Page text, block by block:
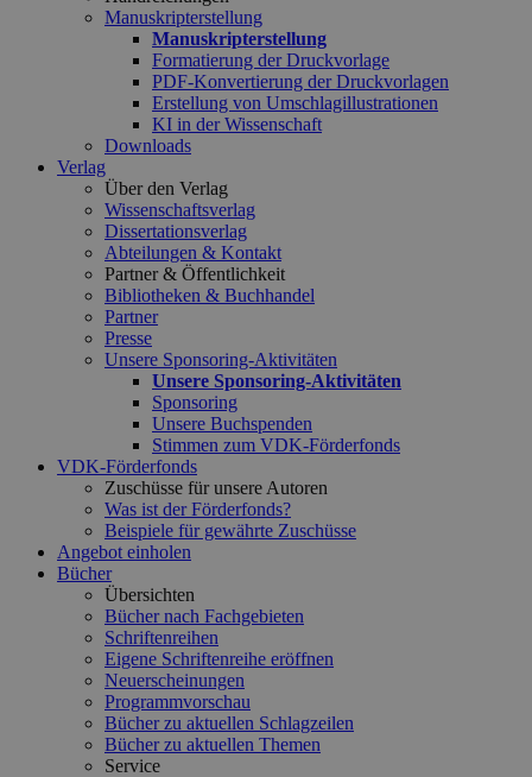
Manuskripterstellung
Manuskripterstellung
Formatierung der Druckvorlage
PDF-Konvertierung der Druckvorlagen
Erstellung von Umschlagillustrationen
KI in der Wissenschaft
Downloads
Verlag
Über den Verlag
Wissenschaftsverlag
Dissertationsverlag
Abteilungen & Kontakt
Partner & Öffentlichkeit
Bibliotheken & Buchhandel
Partner
Presse
Unsere Sponsoring-Aktivitäten
Unsere Sponsoring-Aktivitäten
Sponsoring
Unsere Buchspenden
Stimmen zum VDK-Förderfonds
VDK-Förderfonds
Zuschüsse für unsere Autoren
Was ist der Förderfonds?
Beispiele für gewährte Zuschüsse
Angebot einholen
Bücher
Übersichten
Bücher nach Fachgebieten
Schriftenreihen
Eigene Schriftenreihe eröffnen
Neuerscheinungen
Programmvorschau
Bücher zu aktuellen Schlagzeilen
Bücher zu aktuellen Themen
Service